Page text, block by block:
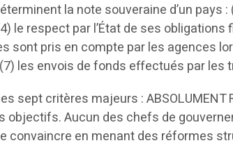
la note souveraine d’un
le respect par l’État de ses
sont pris en compte par les agences
les envois de fonds effectués par les
sept critères majeurs :
Aucun des chefs de
convaincre en menant des réformes